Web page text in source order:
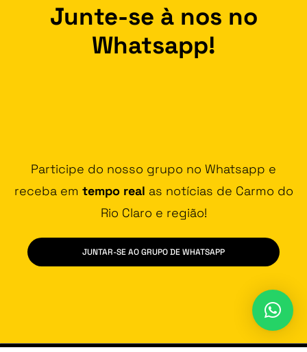
Junte-se à nos no
Whatsapp!
Participe do nosso grupo no Whatsapp e
receba em tempo real as notícias de Carmo do
Rio Claro e região!
JUNTAR-SE AO GRUPO DE WHATSAPP